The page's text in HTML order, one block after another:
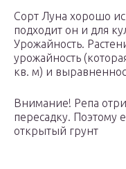
Сорт Луна хорошо
подходит он и для
Урожайность.
урожайность
кв. м) и
Внимание! Репа
пересадку. Поэтому
открытый грунт